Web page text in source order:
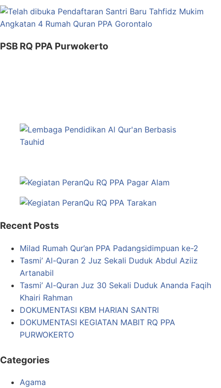
PSB RQ PPA Purwokerto
Recent Posts
Milad Rumah Qur’an PPA Padangsidimpuan ke-2
Tasmi’ Al-Quran 2 Juz Sekali Duduk Abdul Aziiz
Artanabil
Tasmi’ Al-Quran Juz 30 Sekali Duduk Ananda Faqih
Khairi Rahman
DOKUMENTASI KBM HARIAN SANTRI
DOKUMENTASI KEGIATAN MABIT RQ PPA
PURWOKERTO
Categories
Agama